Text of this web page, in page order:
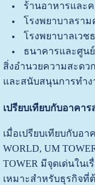
ร้านอาหารและ
โรงพยาบาลราม
โรงพยาบาลเวช
ธนาคารและศูน
สิ่งอำนวยความสะด
และสนับสนุนการทำ
เปรียบเทียบกับอาคา
เมื่อเปรียบเทียบกับอ
WORLD, UM
TOWER มีจุดเด่นใน
เหมาะสำหรับธุรกิจที่